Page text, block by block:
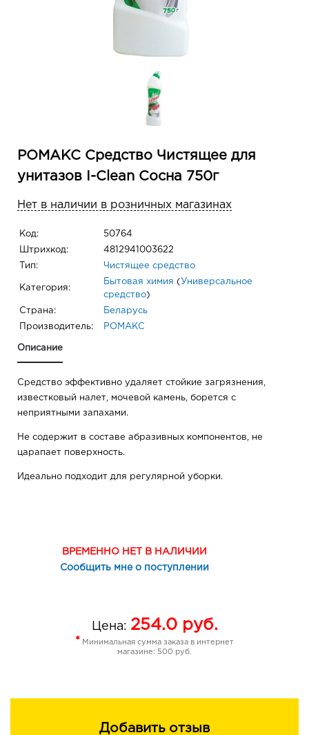
РОМАКС Средство Чистящее для
унитазов I-Clean Сосна 750г
Нет в наличии в розничных магазинах
Код: 50764
Штрихкод: 4812941003622
Тип: Чистящее средство
Категория:
Бытовая химия ( Универсальное
средство)
Страна: Беларусь
Производитель: РОМАКС
Описание
Средство эффективно удаляет стойкие загрязнения,
известковый налет, мочевой камень, борется с
неприятными запахами.
Не содержит в составе абразивных компонентов, не
царапает поверхность.
Идеально подходит для регулярной уборки.
ВРЕМЕННО НЕТ В НАЛИЧИИ
Сообщить мне о поступлении
Цена: 254.0руб.
* Минимальная сумма заказа в интернет
магазине: 500 руб.
Добавить отзыв